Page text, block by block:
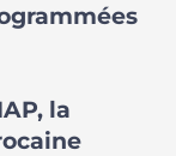
la